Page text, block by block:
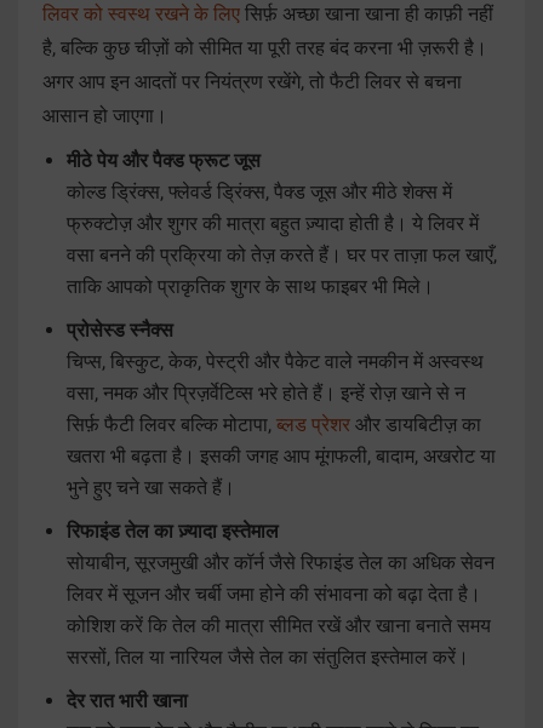
लिवर को स्वस्थ रखने के लिए सिर्फ़ अच्छा खाना खाना ही काफ़ी नहीं
है, बल्कि कुछ चीज़ों को सीमित या पूरी तरह बंद करना भी ज़रूरी है।
अगर आप इन आदतों पर नियंत्रण रखेंगे, तो फैटी लिवर से बचना
आसान हो जाएगा।
मीठे पेय और पैक्ड फ्रूट जूस
कोल्ड ड्रिंक्स, फ्लेवर्ड ड्रिंक्स, पैक्ड जूस और मीठे शेक्स में
फ्रुक्टोज़ और शुगर की मात्रा बहुत ज़्यादा होती है। ये लिवर में
वसा बनने की प्रक्रिया को तेज़ करते हैं। घर पर ताज़ा फल खाएँ,
ताकि आपको प्राकृतिक शुगर के साथ फाइबर भी मिले।
प्रोसेस्ड स्नैक्स
चिप्स, बिस्कुट, केक, पेस्ट्री और पैकेट वाले नमकीन में अस्वस्थ
वसा, नमक और प्रिज़र्वेटिव्स भरे होते हैं। इन्हें रोज़ खाने से न
सिर्फ़ फैटी लिवर बल्कि मोटापा, ब्लड प्रेशर और डायबिटीज़ का
खतरा भी बढ़ता है। इसकी जगह आप मूंगफली, बादाम, अखरोट या
भुने हुए चने खा सकते हैं।
रिफाइंड तेल का ज़्यादा इस्तेमाल
सोयाबीन, सूरजमुखी और कॉर्न जैसे रिफाइंड तेल का अधिक सेवन
लिवर में सूजन और चर्बी जमा होने की संभावना को बढ़ा देता है।
कोशिश करें कि तेल की मात्रा सीमित रखें और खाना बनाते समय
सरसों, तिल या नारियल जैसे तेल का संतुलित इस्तेमाल करें।
देर रात भारी खाना